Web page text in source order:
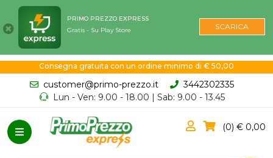
PRIMO PREZZO EXPRESS
Gratis - Su Play Store
SCARICA
Consegna gratuita con un ordine minimo di € 50,00
customer@primo-prezzo.it
3442302335
Lun - Ven: 9.00 - 18.00 | Sab: 9.00 - 13.45
0 0,00